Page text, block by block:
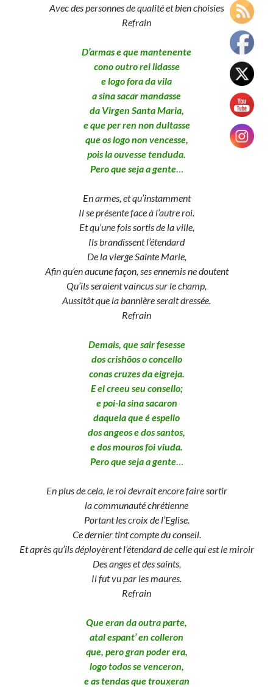
Avec des personnes de qualitéet bien choisies
Refrain
D’armas e que mantenente
cono outro rei lidasse
e logo fora da vila
a sina sacar mandasse
da Virgen Santa Maria,
e que per ren non dultasse
que os logo non vencesse,
pois la ouvesse tenduda.
Pero que seja a gente…
En armes, et qu’instamment
Il se présente face à l’autre roi.
Et qu’une fois sortis de la ville,
Ils brandissent l’étendard
De la vierge Sainte Marie,
Afin qu’en aucune façon, ses ennemis ne doutent
Qu’ils seraient vaincus sur le champ,
Aussitôt que la bannière serait dressée.
Refrain
Demais, que sair fesesse
dos crishõos o concello
conas cruzes da eigreja.
E el creeu seu consello;
e poi-la sina sacaron
daquela que é espello
dos angeos e dos santos,
e dos mouros foi viuda.
Pero que seja a gente…
En plus de cela, le roi devrait encore faire sortir
la communauté chrétienne
Portant les croix de l’Eglise.
Ce dernier tint compte du conseil.
Et après qu’ils déployèrent l’étendard de celle qui est le miroir
Des anges et des saints,
Il fut vu par les maures.
Refrain
Que eran da outra parte,
atal espant’ en colleron
que, pero gran poder era,
logo todos se venceron,
e as tendas que trouxeran